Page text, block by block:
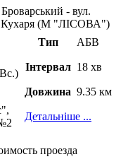
- вул.
Кухаря (М "ЛІСОВА")
Тип АБВ
Інтервал 18 хв
Довжина 9.35 км
Детальніше ...
проезда